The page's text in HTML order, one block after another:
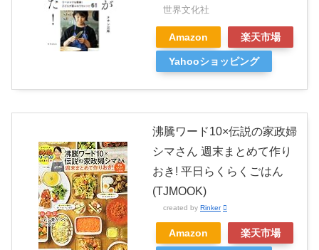
世界文化社
Amazon 楽天市場
Yahooショッピング
沸騰ワード10×伝説の家政婦
シマさん 週末まとめて作り
おき! 平日らくらくごはん
(TJMOOK)
created by Rinker
Amazon 楽天市場